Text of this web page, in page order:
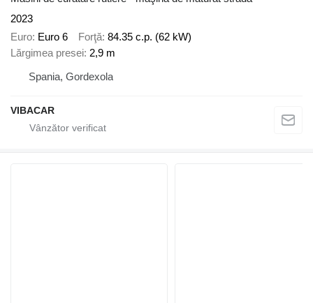
2023
Euro Euro 6 Forţă 84.35 c.p. (62 kW)
Lărgimea presei 2,9 m
Spania, Gordexola
VIBACAR